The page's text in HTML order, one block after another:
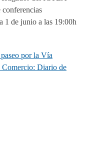
1 de junio a las 19:00h
por la Vía
Comercio: Diario de